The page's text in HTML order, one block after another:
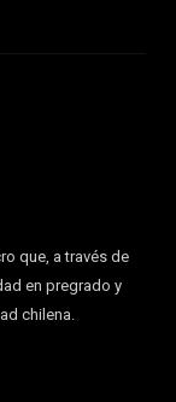
que, a través de
en pregrado y
chilena.